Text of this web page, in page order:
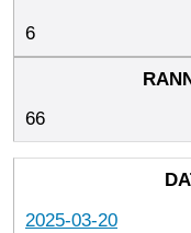
6
66
2025-03-20